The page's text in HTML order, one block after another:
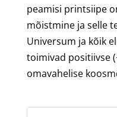
peamisi printsiipe
mõistmine ja selle
Universum ja kõik
toimivad positiivse
omavahelise